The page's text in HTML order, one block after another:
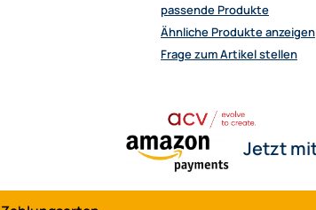
passende Produkte
Ähnliche Produkte anzeigen
Frage zum Artikel stellen